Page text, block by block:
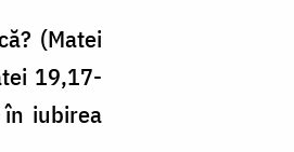
(Matei
19,17-
iubirea